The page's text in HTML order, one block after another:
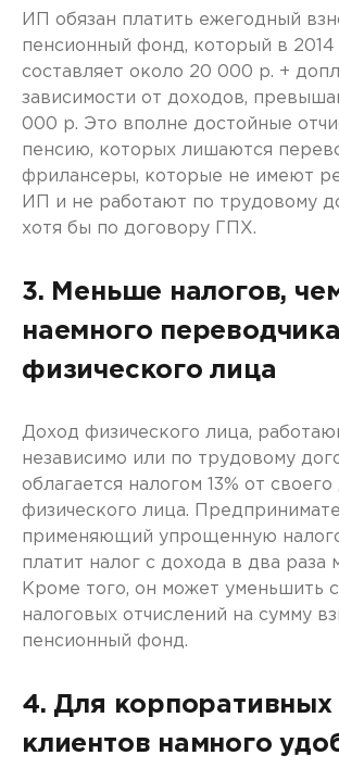
ИП обязан платить ежегодный
пенсионный фонд, который в 2014
составляет около 20 000 р. +
зависимости от доходов,
000 р. Это вполне достойные
пенсию, которых лишаются
фрилансеры, которые не имеют
ИП и не работают по трудовому
хотя бы по договору ГПХ.
3. Меньше налогов,
наемного
физического лица
Доход физического лица,
независимо или по трудовому
облагается налогом 13% от
физического лица.
применяющий упрощенную
платит налог с дохода в два раза
Кроме того, он может уменьшить
налоговых отчислений на сумму
пенсионный фонд.
4. Для корпоративных
клиентов намного